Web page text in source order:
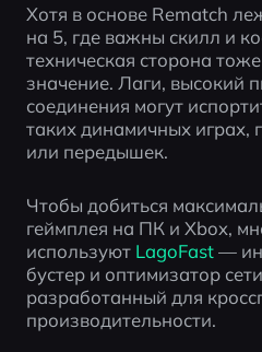
Хотя в основе Rematch
на 5, где важны скилл и
техническая сторона
значение. Лаги, высокий
соединения могут
таких динамичных играх,
или передышек.
Чтобы добиться
геймплея на ПК и Xbox,
используют LagoFast —
бустер и оптимизатор
разработанный для
производительности.